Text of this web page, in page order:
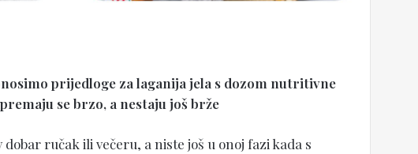
prijedloge za laganija jela s dozom nutritivne
se brzo, a nestaju još brže
ručak ili večeru, a niste još u onoj fazi kada s